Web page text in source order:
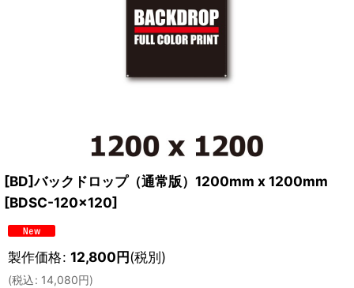
[BD]バックドロップ（通常版）1200mm x 1200mm
[BDSC-120x120]
製作価格: 12,800円(税別)
(税込: 14,080円)